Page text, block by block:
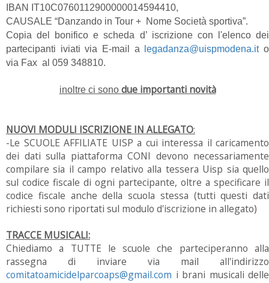
IBAN IT10C0760112900000014594410,
CAUSALE “Danzando in Tour + Nome Società sportiva”.
Copia del bonifico e scheda d’ iscrizione con l'elenco dei
partecipanti iviati via E-mail a
legadanza@uispmodena.ito
via Fax al 059 348810.
inoltre ci sono due importanti novità
NUOVI MODULI ISCRIZIONE IN ALLEGATO:
-Le SCUOLE AFFILIATE UISP a cui interessa il caricamento
dei dati sulla piattaforma CONI devono necessariamente
compilare sia il campo relativo alla tessera Uisp sia quello
sul codice fiscale di ogni partecipante, oltre a specificare il
codice fiscale anche della scuola stessa (tutti questi dati
richiesti sono riportati sul modulo d'iscrizione in allegato)
TRACCE MUSICALI:
Chiediamo a TUTTE le scuole che parteciperanno alla
rassegna di inviare via mail all'indirizzo
comitatoamicidelparcoaps@gmail.com i brani musicali delle